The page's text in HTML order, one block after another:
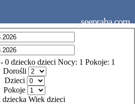
seepraha.com
- 0 dziecko dzieci Nocy: 1 Pokoje: 1
Dorośli
Dzieci
Pokoje
dziecka Wiek dzieci